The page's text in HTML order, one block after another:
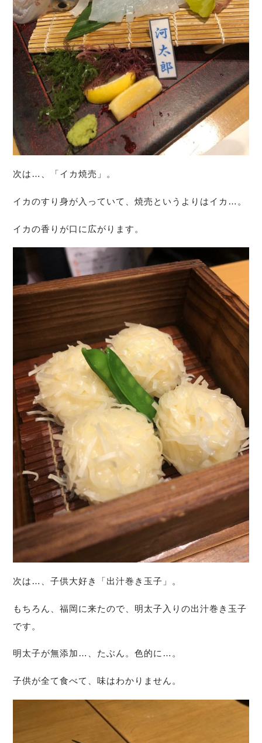
次は…、「イカ焼売」。
イカのすり身が入っていて、焼売というよりはイカ…。
イカの香りが口に広がります。
次は…、子供大好き「出汁巻き玉子」。
もちろん、福岡に来たので、明太子入りの出汁巻き玉子
です。
明太子が無添加…、たぶん。色的に…。
子供が全て食べて、味はわかりません。